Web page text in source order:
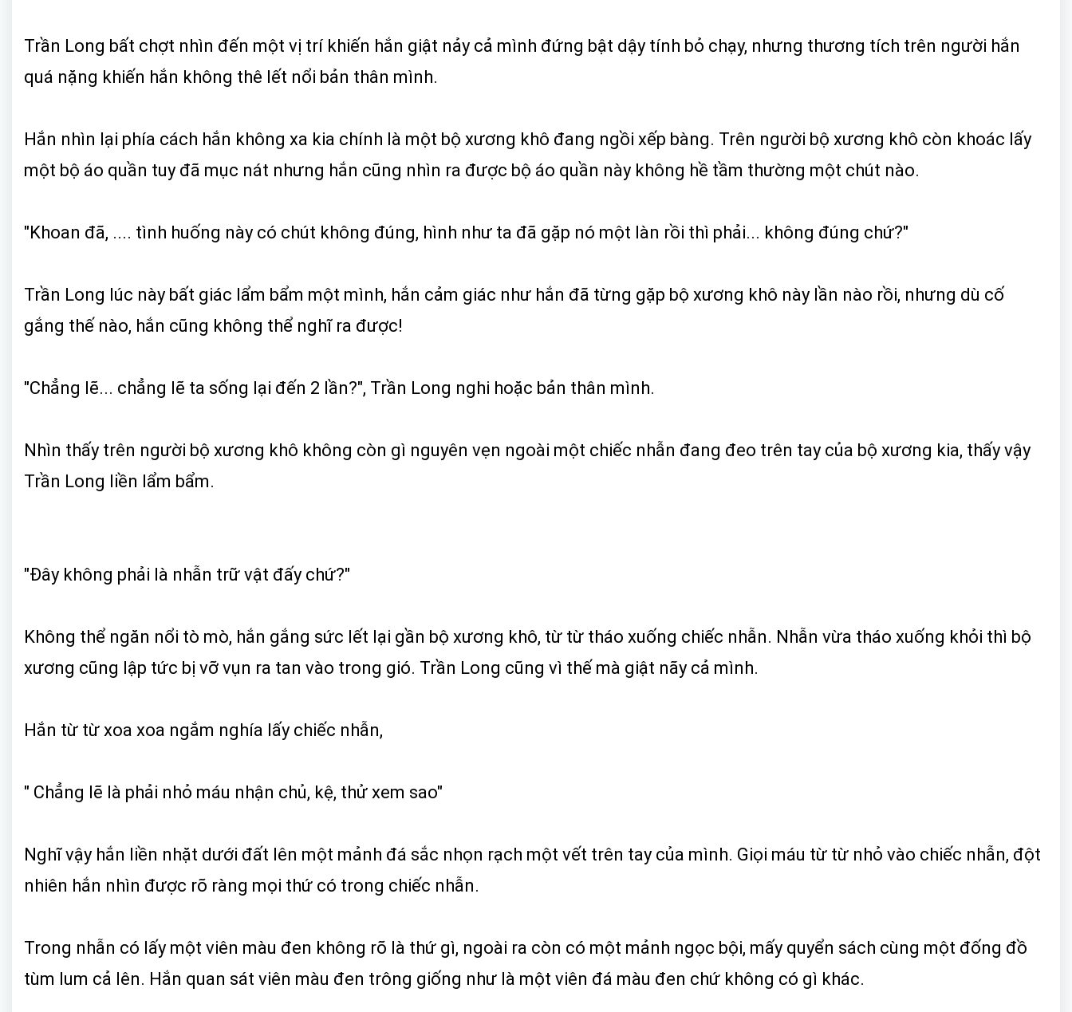
Trần Long bất chợt nhìn đến một vị trí khiến hắn giật nảy cả mình đứng bật dậy tính bỏ chạy, nhưng thương tích trên người hắn
quá nặng khiến hắn không thê lết nổi bản thân mình.
Hắn nhìn lại phía cách hắn không xa kia chính là một bộ xương khô đang ngồi xếp bàng. Trên người bộ xương khô còn khoác lấy
một bộ áo quần tuy đã mục nát nhưng hắn cũng nhìn ra được bộ áo quần này không hề tầm thường một chút nào.
"Khoan đã, .... tình huống này có chút không đúng, hình như ta đã gặp nó một làn rồi thì phải... không đúng chứ?"
Trần Long lúc này bất giác lẩm bẩm một mình, hắn cảm giác như hắn đã từng gặp bộ xương khô này lần nào rồi, nhưng dù cố
gắng thế nào, hắn cũng không thể nghĩ ra được!
"Chẳng lẽ... chẳng lẽ ta sống lại đến 2 lần?", Trần Long nghi hoặc bản thân mình.
Nhìn thấy trên người bộ xương khô không còn gì nguyên vẹn ngoài một chiếc nhẫn đang đeo trên tay của bộ xương kia, thấy vậy
Trần Long liền lẩm bẩm.
"Đây không phải là nhẫn trữ vật đấy chứ?"
Không thể ngăn nổi tò mò, hắn gắng sức lết lại gần bộ xương khô, từ từ tháo xuống chiếc nhẫn. Nhẫn vừa tháo xuống khỏi thì bộ
xương cũng lập tức bị vỡ vụn ra tan vào trong gió. Trần Long cũng vì thế mà giật nãy cả mình.
Hắn từ từ xoa xoa ngắm nghía lấy chiếc nhẫn,
" Chẳng lẽ là phải nhỏ máu nhận chủ, kệ, thử xem sao"
Nghĩ vậy hắn liền nhặt dưới đất lên một mảnh đá sắc nhọn rạch một vết trên tay của mình. Giọi máu từ từ nhỏ vào chiếc nhẫn, đột
nhiên hắn nhìn được rõ ràng mọi thứ có trong chiếc nhẫn.
Trong nhẫn có lấy một viên màu đen không rõ là thứ gì, ngoài ra còn có một mảnh ngọc bội, mấy quyển sách cùng một đống đồ
tùm lum cả lên. Hắn quan sát viên màu đen trông giống như là một viên đá màu đen chứ không có gì khác.